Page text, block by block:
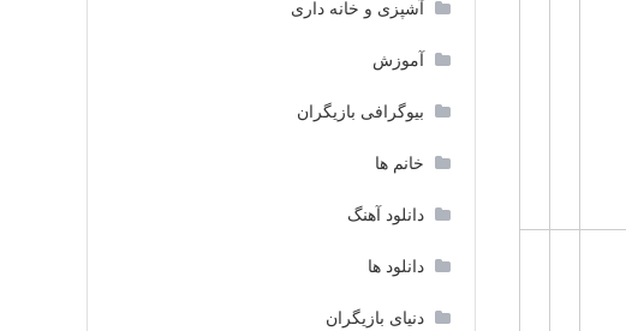
آشپزی و خانه داری
آموزش
بیوگرافی بازیگران
خانم ها
دانلود آهنگ
دانلود ها
دنیای بازیگران